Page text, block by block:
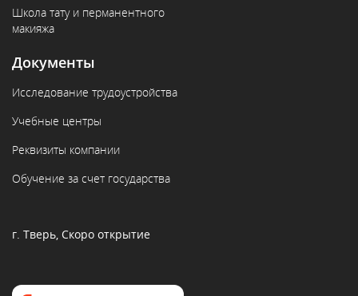
Школа тату и перманентного
макияжа
Документы
Исследование трудоустройства
Учебные центры
Реквизиты компании
Обучение за счет государства
г. Тверь, Скоро открытие